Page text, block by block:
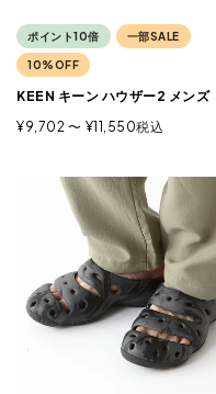
ポイント10倍 一部SALE
10%OFF
KEEN キーン ハウザー2 メンズ
¥9,702 〜 ¥11,550税込